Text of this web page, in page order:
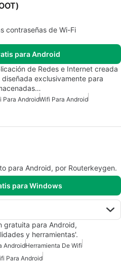
contraseñas de Wi-Fi
para Android
de Redes e Internet creada
exclusivamente para
Para AndroidWifi Para Android
para Android, por Routerkeygen.
para Windows
gratuita para Android,
y herramientas'.
AndroidHerramienta De Wifi
Para Android